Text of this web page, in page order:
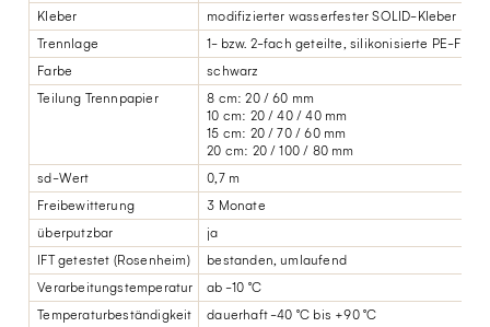
Kleber
modifizierter wasserfester SOLID-Kleber
Trennlage
1- bzw. 2-fach geteilte, silikonisierte PE-Folie
Farbe
schwarz
Teilung Trennpapier
8 cm: 20 / 60 mm
10 cm: 20 / 40 / 40 mm
15 cm: 20 / 70 / 60 mm
20 cm: 20 / 100 / 80 mm
sd-Wert
0,7 m
Freibewitterung
3 Monate
überputzbar
ja
IFT getestet (Rosenheim)
bestanden, umlaufend
Verarbeitungstemperatur
ab -10 °C
Temperaturbeständigkeit
dauerhaft -40 °C bis +90 °C